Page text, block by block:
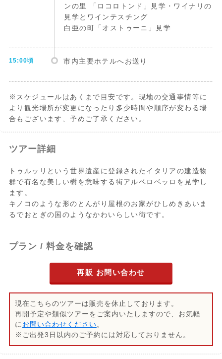
ンの里 「ロコロトンド」見学・ワイナリの
見学とワインテスチング
白亜の町「オストゥーニ」見学
15:00頃 市内主要ホテルへお送り
※スケジュールはあくまで目安です。現地の交通事情等に
より観光場所が変更になったり多少時間や順序が変わる場
合もございます、予めご了承ください。
ツアー詳細
トゥルッリという世界遺産に登録されたイタリアの建造物
群で有名な美しい樹を意味する街アルベロベッロを見学し
ます。
キノコのような形のとんがり屋根のお家がひしめきあいま
るでおとぎの国のようなかわいらしい街です。
プラン / 料金を確認
再販 お問い合わせ
現在こちらのツアーは販売を休止しております。
再開予定や類似ツアーをご案内いたしますので、お気軽
にお問い合わせください。
※ご出発3日以内のご予約には対応しておりません。